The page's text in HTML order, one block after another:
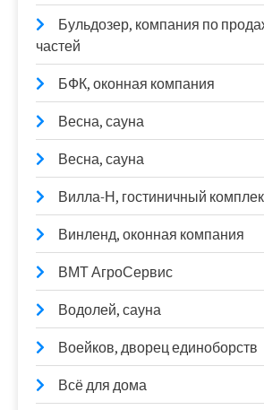
Бульдозер, компания по
частей
БФК, оконная компания
Весна, сауна
Весна, сауна
Вилла-Н, гостиничный
Винленд, оконная компания
ВМТ АгроСервис
Водолей, сауна
Воейков, дворец единоборств
Всё для дома